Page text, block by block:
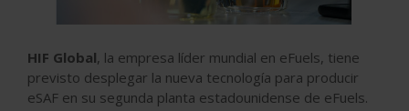
HIF Global, la empresa líder mundial en eFuels, tiene
previsto desplegar la nueva tecnología para producir
eSAF en su segunda planta estadounidense de eFuels.